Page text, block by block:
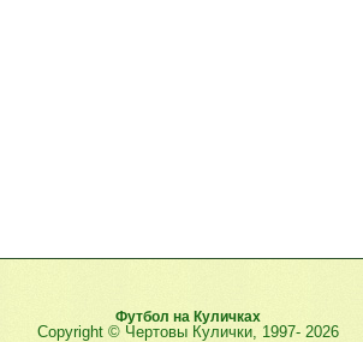
Футбол на Куличках
Copyright © Чертовы Кулички, 1997- 2026